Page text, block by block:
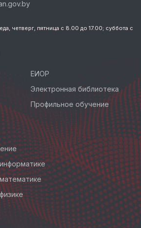
четверг, пятница с 8.00 до 17.00; суббота с
ЕИОР
Электронная библиотека
Профильное обучение